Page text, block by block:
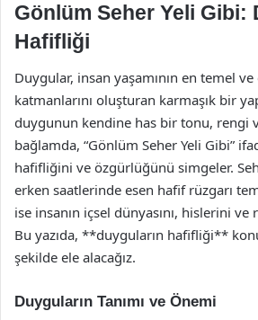
Gönlüm Seher Yeli Gibi:
Hafifliği
Duygular, insan yaşamının en temel
katmanlarını oluşturan karmaşık bir
duygunun kendine has bir tonu, rengi
bağlamda, “Gönlüm Seher Yeli Gibi”
hafifliğini ve özgürlüğünü simgeler.
erken saatlerinde esen hafif rüzgarı
ise insanın içsel dünyasını, hislerini
Bu yazıda, **duyguların hafifliği**
şekilde ele alacağız.
Duyguların Tanımı ve Önemi